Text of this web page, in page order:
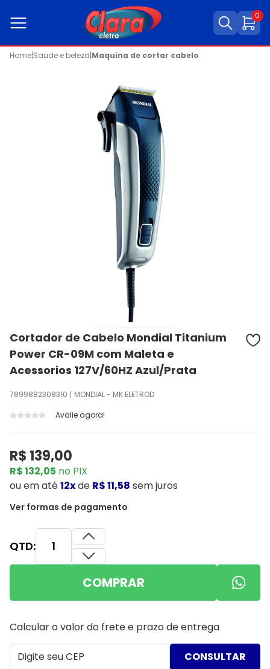
0
Home|Saude e beleza|Maquina de cortar cabelo
Cortador de Cabelo Mondial Titanium
Power CR-09M com Maleta e
Acessorios 127V/60HZ Azul/Prata
7899882308310
MONDIAL - MK ELETROD
Avalie agora!
R$ 139,00
R$ 132,05 no PIX
ouem até12xde R$ 11,58 sem juros
Ver formas de pagamento
QTD:
COMPRAR
Calcular o valor do frete e prazo de entrega